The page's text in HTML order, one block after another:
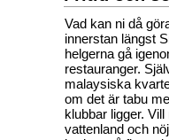
Vad kan ni då
innerstan längst
helgerna gå
restauranger.
malaysiska
om det är tabu
klubbar ligger.
vattenland och